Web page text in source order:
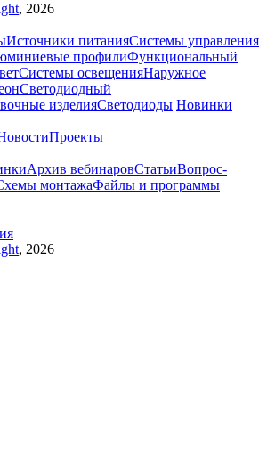
, 2026
Источники питанияСистемы управления
профилиФункциональный
Системы освещенияНаружное
Светодиодный
изделияСветодиоды Новинки
Проекты
Архив вебинаровСтатьиВопрос-
монтажаФайлы и программы
, 2026